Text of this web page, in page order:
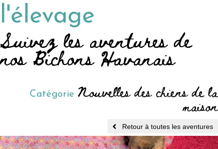
l'élevage
Suivez les aventures de
nos Bichons Havanais
Catégorie Nouvelles des chiens de la
maison
Retour à toutes les aventures